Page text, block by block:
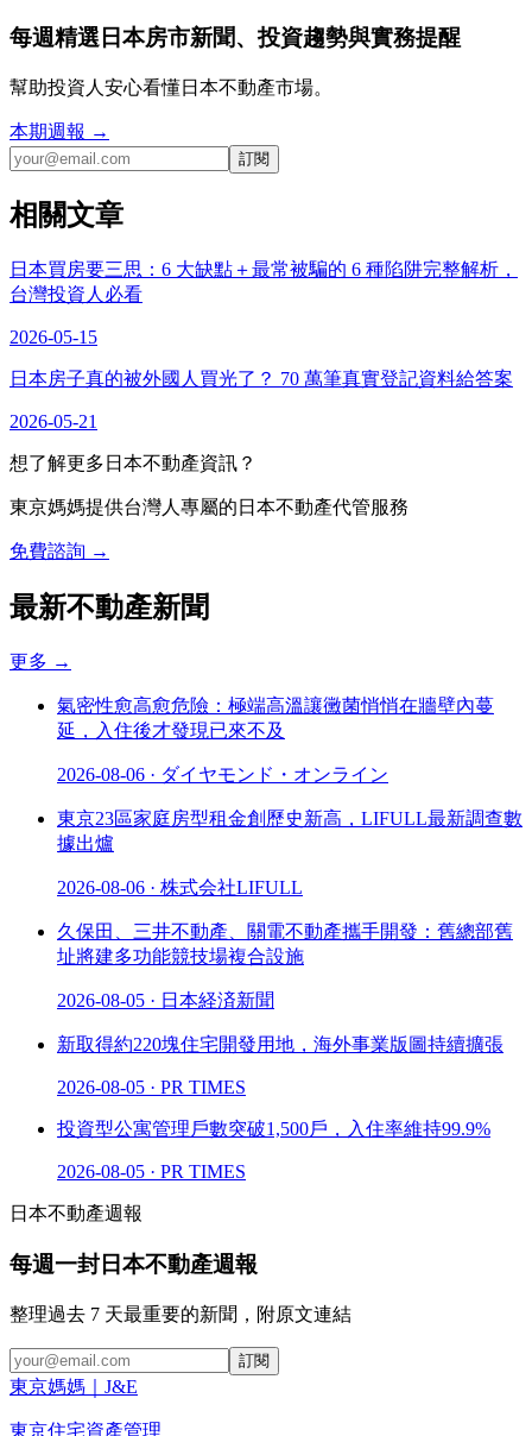
每週精選日本房市新聞、投資趨勢與實務提醒
幫助投資人安心看懂日本不動產市場。
本期週報 →
訂閱
相關文章
日本買房要三思：6 大缺點＋最常被騙的 6 種陷阱完整解析，
台灣投資人必看
2026-05-15
日本房子真的被外國人買光了？ 70 萬筆真實登記資料給答案
2026-05-21
想了解更多日本不動產資訊？
東京媽媽提供台灣人專屬的日本不動產代管服務
免費諮詢 →
最新不動產新聞
更多 →
氣密性愈高愈危險：極端高溫讓黴菌悄悄在牆壁內蔓
延，入住後才發現已來不及
2026-08-06 · ダイヤモンド・オンライン
東京23區家庭房型租金創歷史新高，LIFULL最新調查數
據出爐
2026-08-06 · 株式会社LIFULL
久保田、三井不動產、關電不動產攜手開發：舊總部舊
址將建多功能競技場複合設施
2026-08-05 · 日本経済新聞
新取得約220塊住宅開發用地，海外事業版圖持續擴張
2026-08-05 · PR TIMES
投資型公寓管理戶數突破1,500戶，入住率維持99.9%
2026-08-05 · PR TIMES
日本不動產週報
每週一封日本不動產週報
整理過去 7 天最重要的新聞，附原文連結
訂閱
東京媽媽 J&E
東京住宅資產管理